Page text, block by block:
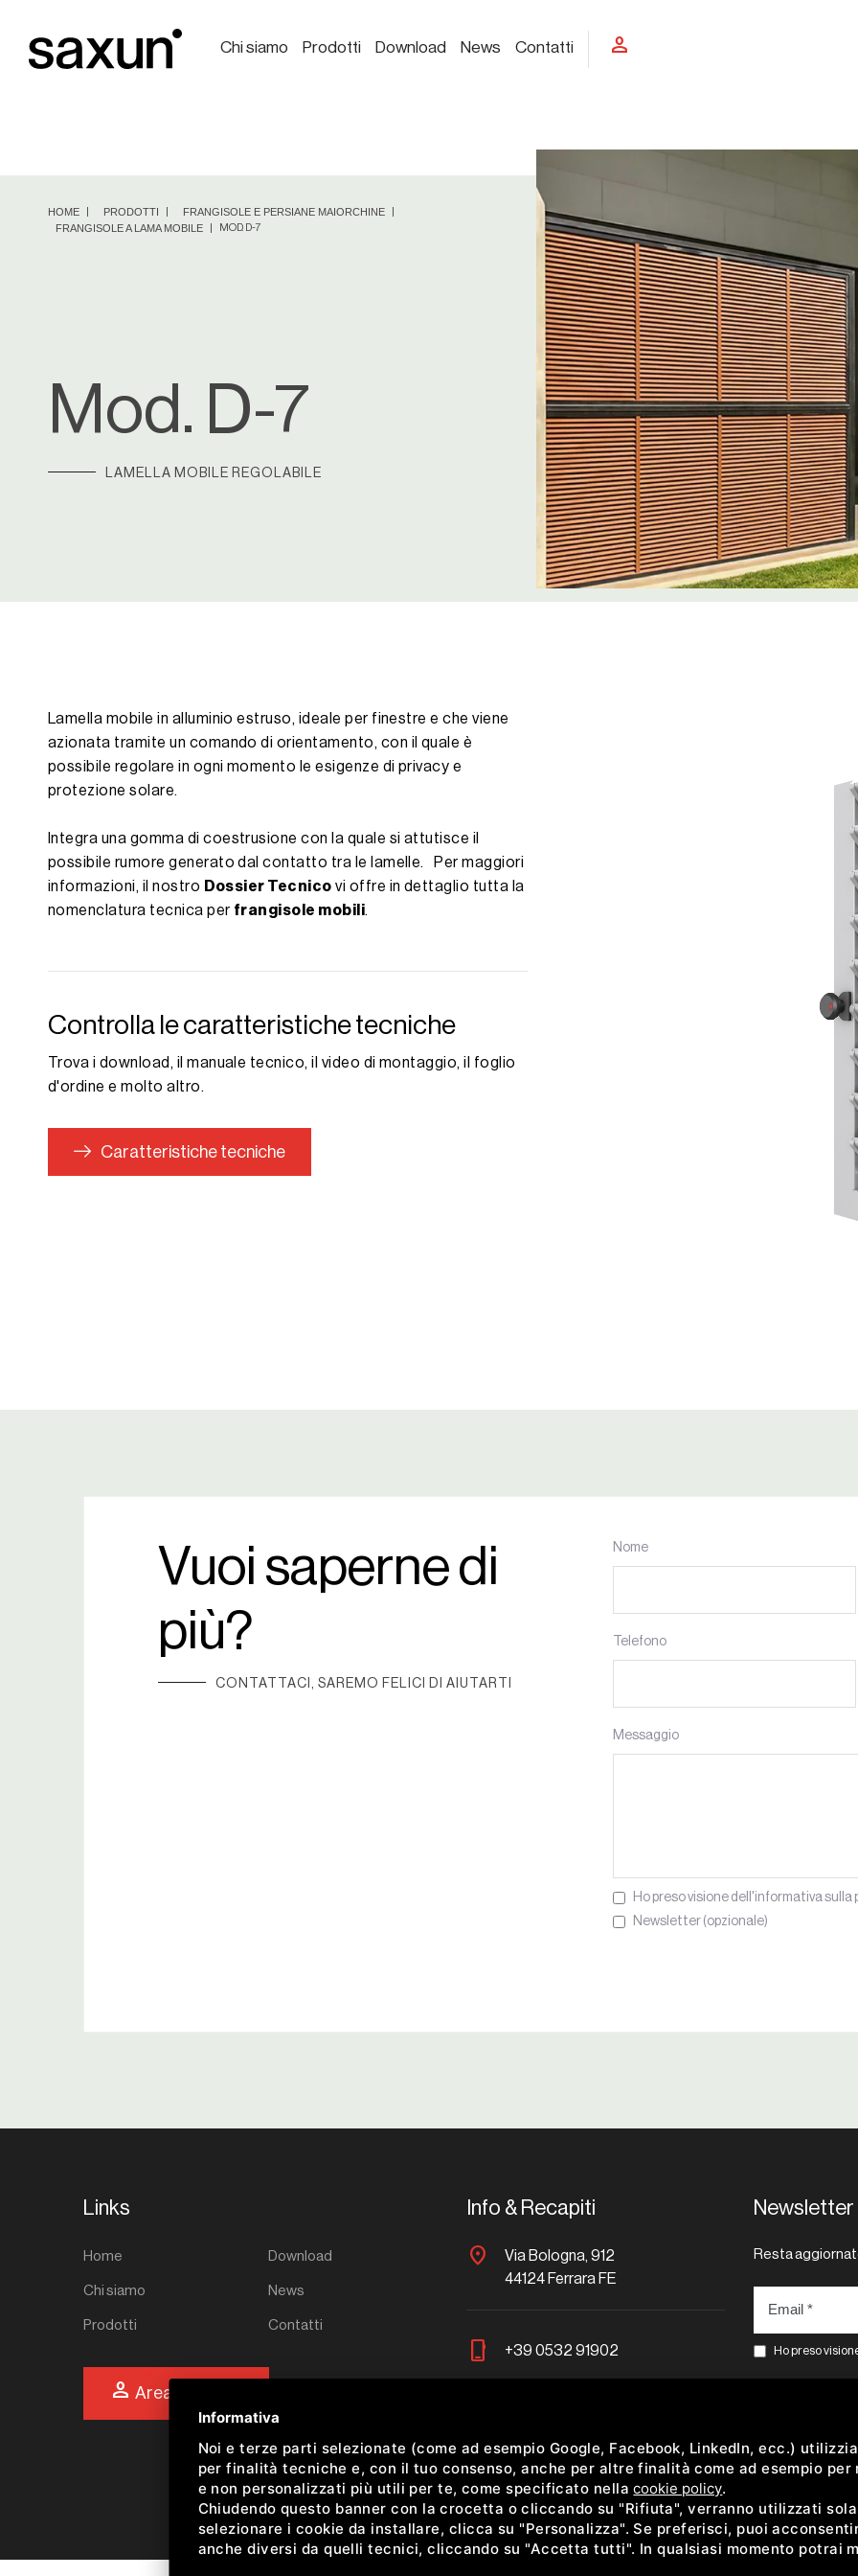
Chi siamo Prodotti Download News Contatti person
HOME PRODOTTI
FRANGISOLE E PERSIANE MAIORCHINE
FRANGISOLE A LAMA MOBILE
MOD. D-7
Mod. D-7
LAMELLA MOBILE REGOLABILE
Lamella mobile in alluminio estruso, ideale per finestre e che viene
azionata tramite un comando di orientamento, con il quale è
possibile regolare in ogni momento le esigenze di privacy e
protezione solare.
Integra una gomma di coestrusione con la quale si attutisce il
possibile rumore generato dal contatto tra le lamelle. Per maggiori
informazioni, il nostro Dossier Tecnico vi offre in dettaglio tutta la
nomenclatura tecnica per frangisole mobili.
Controlla le caratteristiche tecniche
Trova i download, il manuale tecnico, il video di montaggio, il foglio
d'ordine e molto altro.
Caratteristiche tecniche
Vuoi saperne di
più?
CONTATTACI, SAREMO FELICI DI AIUTARTI
Nome
Telefono
Messaggio
Ho preso visione dell'informativa sulla
Newsletter (opzionale)
Links
Home
Chi siamo
Prodotti
Download
News
Contatti
person Area riservata
Info & Recapiti
location_on
Via Bologna, 912
44124 Ferrara FE
phone_iphone +39 0532 91902
Newsletter
Resta
Ho preso
Informativa
Noi e terze parti selezionate (come ad esempio Google, Facebook, LinkedIn, ecc.)
per finalità tecniche e, con il tuo consenso, anche per altre finalità come ad esempio
e non personalizzati più utili per te, come specificato nellacookie policy.
Chiudendo questo banner con la crocetta o cliccando su "Rifiuta", verranno utilizzati
selezionare i cookie da installare, clicca su "Personalizza". Se preferisci, puoi
anche diversi da quelli tecnici, cliccando su "Accetta tutti". In qualsiasi momento potrai